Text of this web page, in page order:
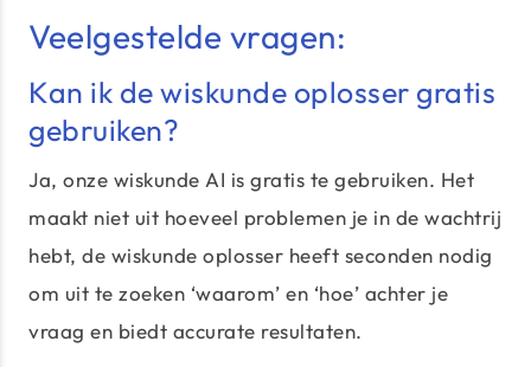
Veelgestelde vragen:
Kan ik de wiskunde oplosser gratis
gebruiken?
Ja, onze wiskunde AI is gratis te gebruiken. Het
maakt niet uit hoeveel problemen je in de wachtrij
hebt, de wiskunde oplosser heeft seconden nodig
om uit te zoeken ‘waarom’ en ‘hoe’ achter je
vraag en biedt accurate resultaten.